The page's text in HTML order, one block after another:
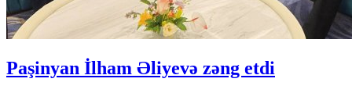
Paşinyan İlham Əliyevə zəng etdi